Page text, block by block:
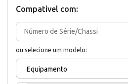
Compativel com:
ou selecione um modelo:
Equipamento